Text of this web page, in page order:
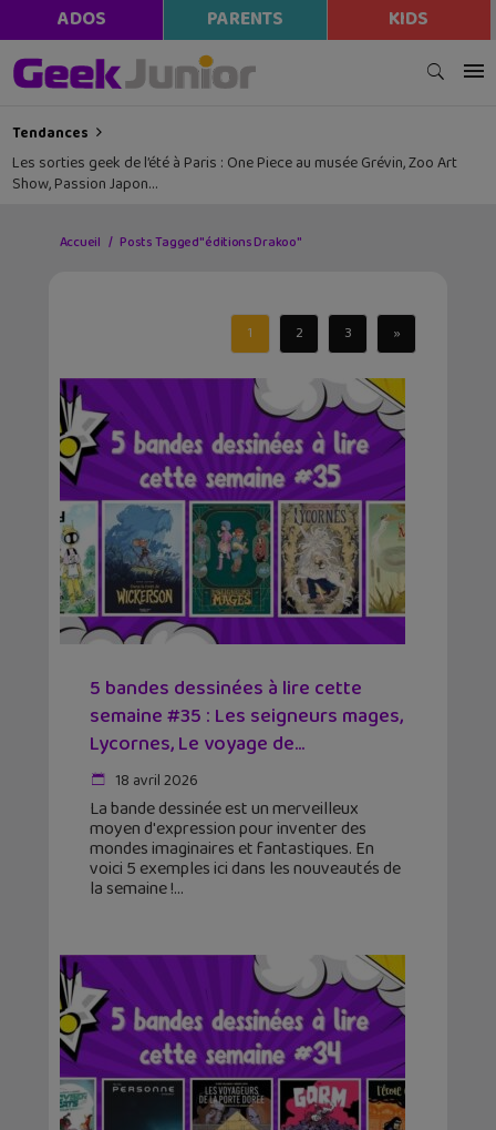
ADOS PARENTS KIDS
Tendances
Les sorties geek de l’été à Paris : One Piece au musée Grévin, Zoo Art
Show, Passion Japon…
Accueil Posts Tagged "éditions Drakoo"
1 2 3 »
5 bandes dessinées à lire cette
semaine #35 : Les seigneurs mages,
Lycornes, Le voyage de...
18 avril 2026
La bande dessinée est un merveilleux
moyen d'expression pour inventer des
mondes imaginaires et fantastiques. En
voici 5 exemples ici dans les nouveautés de
la semaine !